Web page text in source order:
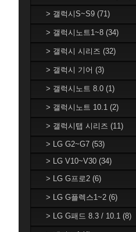
> 갤럭시S~S9 (71)
> 갤럭시노트1~8 (34)
> 갤럭시 시리즈 (32)
> 갤럭시 기어 (3)
> 갤럭시노트 8.0 (1)
> 갤럭시노트 10.1 (2)
> 갤럭시탭 시리즈 (11)
> LG G2~G7 (53)
> LG V10~V30 (34)
> LG G프로2 (6)
> LG G플렉스1~2 (6)
> LG G패드 8.3 / 10.1 (8)